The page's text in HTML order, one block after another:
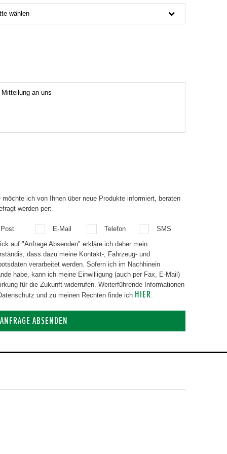
wählen
möchte ich von Ihnen über neue Produkte informiert, beraten
werden per:
Post E-Mail Telefon
SMS
auf "Anfrage Absenden" erkläre ich daher mein
dass dazu meine Kontakt-, Fahrzeug- und
verarbeitet werden. Sofern ich im Nachhinein
habe, kann ich meine Einwilligung (auch per Fax, E-Mail)
für die Zukunft widerrufen. Weiterführende Informationen
und zu meinen Rechten finde ich HIER
ANFRAGE ABSENDEN